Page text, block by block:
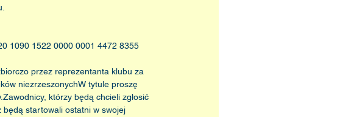
1090 1522 0000 0001 4472 8355
przez reprezentanta klubu za
niezrzeszonychW tytule proszę
którzy będą chcieli zgłosić
startowali ostatni w swojej